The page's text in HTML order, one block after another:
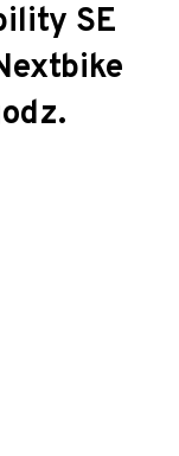
SE